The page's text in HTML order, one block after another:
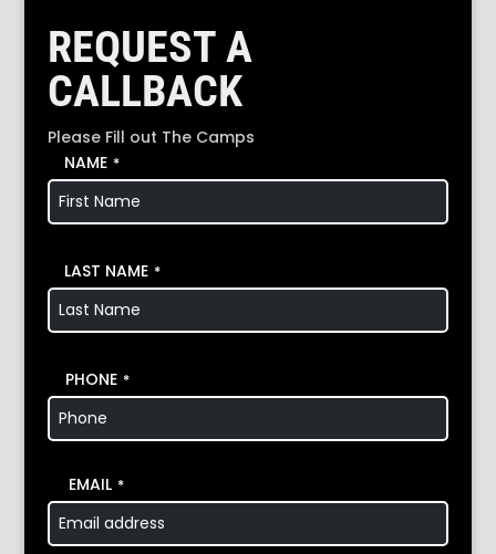
REQUEST A
CALLBACK
Please Fill out The Camps
NAME *
LAST NAME *
PHONE *
EMAIL *